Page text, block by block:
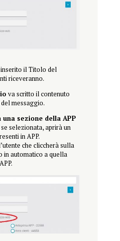
il Titolo del
riceveranno.
va scritto il contenuto
messaggio.
sezione della APP
se selezionata, aprirà un
in APP.
che cliccherà sulla
automatico a quella